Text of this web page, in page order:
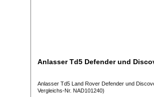
Anlasser Td5 Defender und
Anlasser Td5 Land Rover Defender und
Vergleichs-Nr. NAD101240)